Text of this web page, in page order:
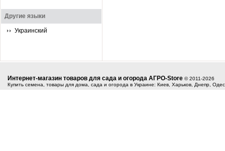
Другие языки
Украинский
Интернет-магазин товаров для сада и огорода АГРО-Store © 2011-2026
Купить семена, товары для дома, сада и огорода в Украине: Киев, Харьков, Днепр,